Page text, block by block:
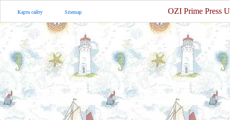
Карта сайту Sitemap OZI Prime Press